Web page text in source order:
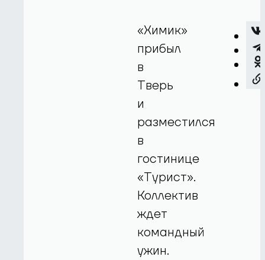
«Химик»
прибыл
в
Тверь
и
разместился
в
гостинице
«Турист».
Коллектив
ждет
командный
ужин.